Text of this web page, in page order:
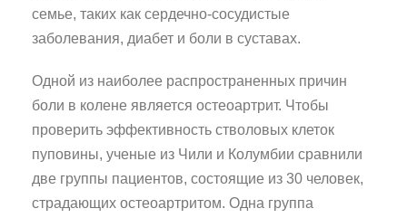
семье, таких как сердечно-сосудистые
заболевания, диабет и боли в суставах.
Одной из наиболее распространенных причин
боли в колене является остеоартрит. Чтобы
проверить эффективность стволовых клеток
пуповины, ученые из Чили и Колумбии сравнили
две группы пациентов, состоящие из 30 человек,
страдающих остеоартритом. Одна группа